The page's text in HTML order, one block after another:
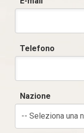
Telefono
Nazione
-- Seleziona una